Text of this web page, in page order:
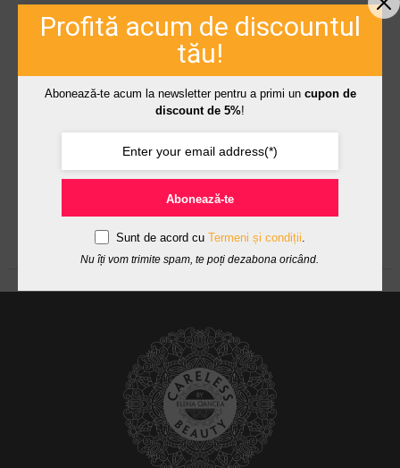
Profită acum de discountul
tău!
Abonează-te acum la newsletter pentru a primi un cupon de
discount de 5%!
Abonează-te
Sunt de acord cu Termeni și condiții.
Nu îți vom trimite spam, te poți dezabona oricând.